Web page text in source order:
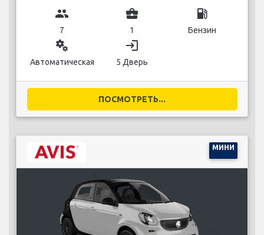
group
7
business_center
1
local_gas_station
Бензин
miscellaneous_services
Автоматическая
login
5 Дверь
ПОСМОТРЕТЬ...
МИНИ